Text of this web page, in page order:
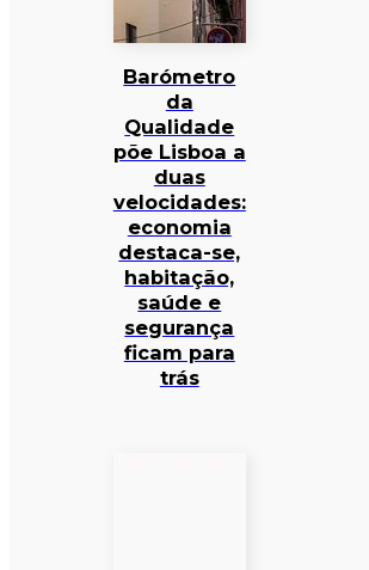
Barómetro
da
Qualidade
põe Lisboa a
duas
velocidades:
economia
destaca-se,
habitação,
saúde e
segurança
ficam para
trás